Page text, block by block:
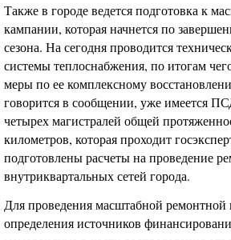
Также в городе ведется подготовка к
кампании, которая начнется по
сезона. На сегодня проводится
системы теплоснабжения, по итогам
меры по ее комплексному
говорится в сообщении, уже имеется
четырех магистралей общей
километров, которая проходит
подготовлены расчеты на проведение
внутриквартальных сетей города.
Для проведения масштабной
определения источников